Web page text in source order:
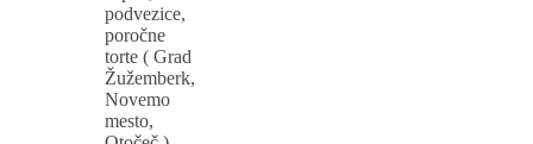
podvezice,
poročne
torte ( Grad
Žužemberk,
Novemo
mesto,